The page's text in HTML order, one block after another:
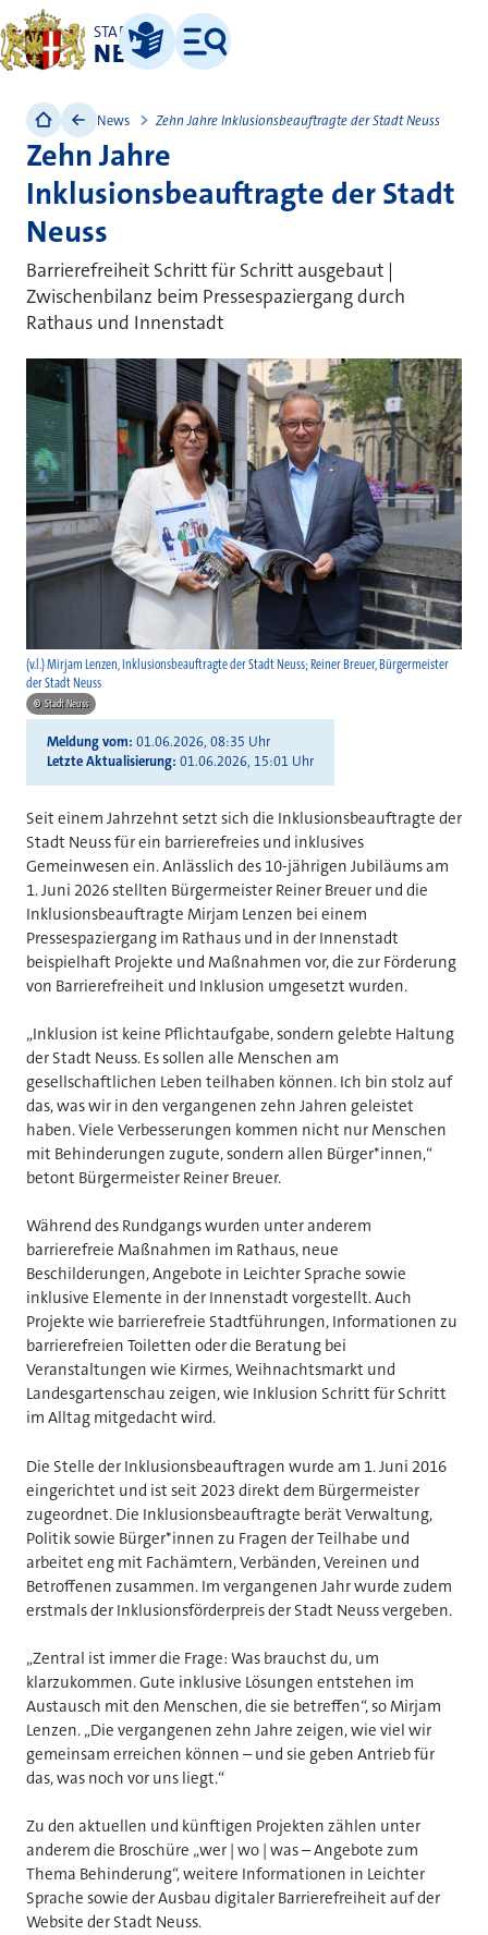
STADT
NEUSS
Leichte Sprache
Menü
(v.l.) Mirjam Lenzen, Inklusionsbeauftragte der Stadt Neuss; Reiner Breuer, Bürgermeister
der Stadt Neuss
© Stadt Neuss
News Zehn Jahre Inklusionsbeauftragte der Stadt Neuss
Zehn Jahre
Inklusionsbeauftragte der Stadt
Neuss
Barrierefreiheit Schritt für Schritt ausgebaut |
Zwischenbilanz beim Pressespaziergang durch
Rathaus und Innenstadt
Meldung vom 01.06.2026, 08:35 Uhr
Letzte Aktualisierung 01.06.2026, 15:01 Uhr
Seit einem Jahrzehnt setzt sich die Inklusionsbeauftragte der
Stadt Neuss für ein barrierefreies und inklusives
Gemeinwesen ein. Anlässlich des 10-jährigen Jubiläums am
1. Juni 2026 stellten Bürgermeister Reiner Breuer und die
Inklusionsbeauftragte Mirjam Lenzen bei einem
Pressespaziergang im Rathaus und in der Innenstadt
beispielhaft Projekte und Maßnahmen vor, die zur Förderung
von Barrierefreiheit und Inklusion umgesetzt wurden.
„Inklusion ist keine Pflichtaufgabe, sondern gelebte Haltung
der Stadt Neuss. Es sollen alle Menschen am
gesellschaftlichen Leben teilhaben können. Ich bin stolz auf
das, was wir in den vergangenen zehn Jahren geleistet
haben. Viele Verbesserungen kommen nicht nur Menschen
mit Behinderungen zugute, sondern allen Bürger*innen,“
betont Bürgermeister Reiner Breuer.
Während des Rundgangs wurden unter anderem
barrierefreie Maßnahmen im Rathaus, neue
Beschilderungen, Angebote in Leichter Sprache sowie
inklusive Elemente in der Innenstadt vorgestellt. Auch
Projekte wie barrierefreie Stadtführungen, Informationen zu
barrierefreien Toiletten oder die Beratung bei
Veranstaltungen wie Kirmes, Weihnachtsmarkt und
Landesgartenschau zeigen, wie Inklusion Schritt für Schritt
im Alltag mitgedacht wird.
Die Stelle der Inklusionsbeauftragen wurde am 1. Juni 2016
eingerichtet und ist seit 2023 direkt dem Bürgermeister
zugeordnet. Die Inklusionsbeauftragte berät Verwaltung,
Politik sowie Bürger*innen zu Fragen der Teilhabe und
arbeitet eng mit Fachämtern, Verbänden, Vereinen und
Betroffenen zusammen. Im vergangenen Jahr wurde zudem
erstmals der Inklusionsförderpreis der Stadt Neuss vergeben.
„Zentral ist immer die Frage: Was brauchst du, um
klarzukommen. Gute inklusive Lösungen entstehen im
Austausch mit den Menschen, die sie betreffen“, so Mirjam
Lenzen. „Die vergangenen zehn Jahre zeigen, wie viel wir
gemeinsam erreichen können – und sie geben Antrieb für
das, was noch vor uns liegt.“
Zu den aktuellen und künftigen Projekten zählen unter
anderem die Broschüre „wer | wo | was – Angebote zum
Thema Behinderung“, weitere Informationen in Leichter
Sprache sowie der Ausbau digitaler Barrierefreiheit auf der
Website der Stadt Neuss.